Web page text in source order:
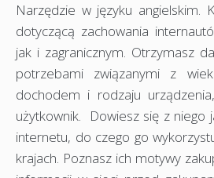
Narzędzie w języku angielskim.
dotyczącą zachowania
jak i zagranicznym. Otrzymasz
potrzebami związanymi z
dochodem i rodzaju
użytkownik. Dowiesz się z niego
internetu, do czego go
krajach. Poznasz ich motywy